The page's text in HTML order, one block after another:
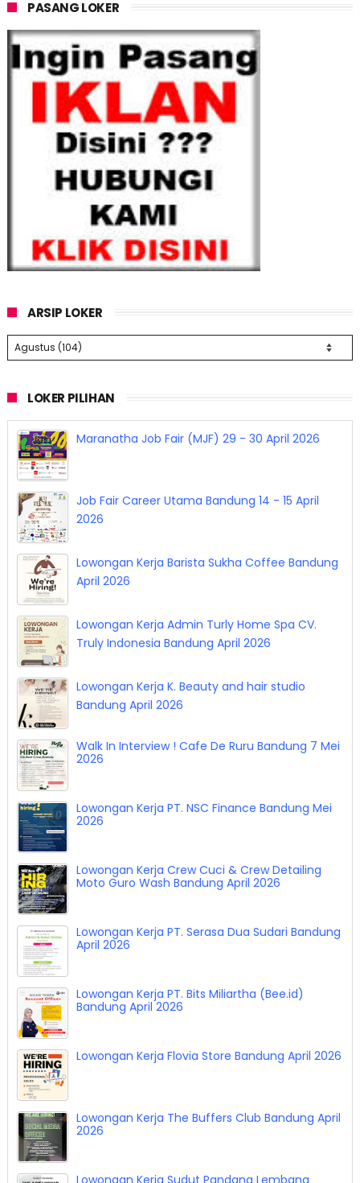
PASANG LOKER
ARSIP LOKER
LOKER PILIHAN
Maranatha Job Fair (MJF) 29 - 30 April 2026
Job Fair Career Utama Bandung 14 - 15 April
2026
Lowongan Kerja Barista Sukha Coffee Bandung
April 2026
Lowongan Kerja Admin Turly Home Spa CV.
Truly Indonesia Bandung April 2026
Lowongan Kerja K. Beauty and hair studio
Bandung April 2026
Walk In Interview ! Cafe De Ruru Bandung 7 Mei
2026
Lowongan Kerja PT. NSC Finance Bandung Mei
2026
Lowongan Kerja Crew Cuci & Crew Detailing
Moto Guro Wash Bandung April 2026
Lowongan Kerja PT. Serasa Dua Sudari Bandung
April 2026
Lowongan Kerja PT. Bits Miliartha (Bee.id)
Bandung April 2026
Lowongan Kerja Flovia Store Bandung April 2026
Lowongan Kerja The Buffers Club Bandung April
2026